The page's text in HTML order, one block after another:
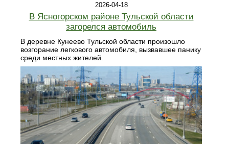
2026-04-18
В Ясногорском районе Тульской области
загорелся автомобиль
В деревне Кунеево Тульской области произошло
возгорание легкового автомобиля, вызвавшее панику
среди местных жителей.